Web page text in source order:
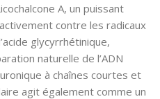
A, un puissant
contre les radicaux
glycyrrhétinique,
naturelle de l’ADN
à chaînes courtes et
agit également comme un